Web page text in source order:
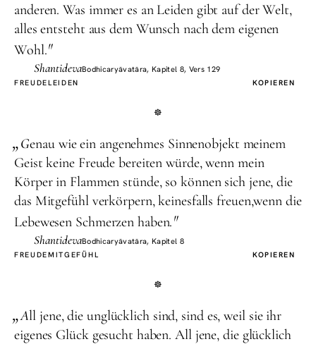
anderen. Was immer es an Leiden gibt auf der Welt,
alles entsteht aus dem Wunsch nach dem eigenen
Wohl."
ShantidevaBodhicaryāvatāra, Kapitel 8, Vers 129
FREUDELEIDEN KOPIEREN
„Genau wie ein angenehmes Sinnenobjekt meinem
Geist keine Freude bereiten würde, wenn mein
Körper in Flammen stünde, so können sich jene, die
das Mitgefühl verkörpern, keinesfalls freuen,wenn die
Lebewesen Schmerzen haben."
ShantidevaBodhicaryāvatāra, Kapitel 8
FREUDEMITGEFÜHL KOPIEREN
„All jene, die unglücklich sind, sind es, weil sie ihr
eigenes Glück gesucht haben. All jene, die glücklich